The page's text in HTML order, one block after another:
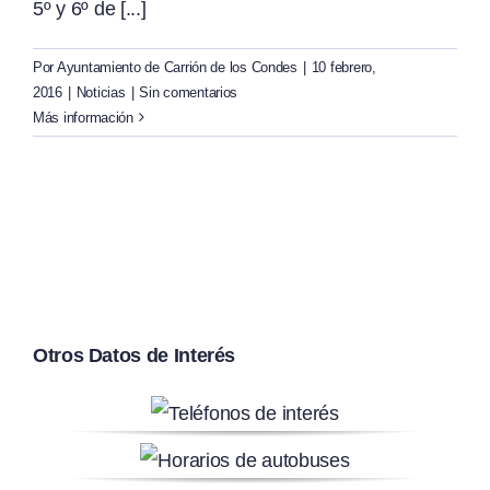
5º y 6º de [...]
Por Ayuntamiento de Carrión de los Condes | 10 febrero,
2016 | Noticias | Sin comentarios
Más información
Otros Datos de Interés